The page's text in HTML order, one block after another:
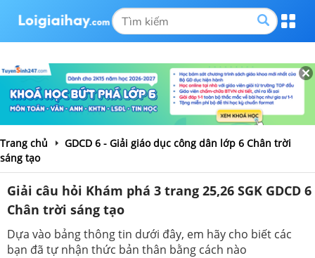
Trang chủ
GDCD 6 - Giải giáo dục công dân lớp 6 Chân trời
sáng tạo
Giải câu hỏi Khám phá 3 trang 25,26 SGK GDCD 6
Chân trời sáng tạo
Dựa vào bảng thông tin dưới đây, em hãy cho biết các
bạn đã tự nhận thức bản thân bằng cách nào